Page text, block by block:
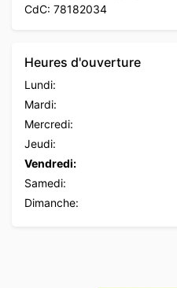
CdC: 78182034
Heures d'ouverture
Lundi:
Mardi:
Mercredi:
Jeudi:
Vendredi:
Samedi:
Dimanche: